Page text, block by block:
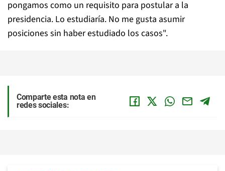
pongamos como un requisito para postular a la
presidencia. Lo estudiaría. No me gusta asumir
posiciones sin haber estudiado los casos".
Comparte esta nota en
redes sociales: